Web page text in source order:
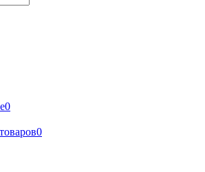
0
0